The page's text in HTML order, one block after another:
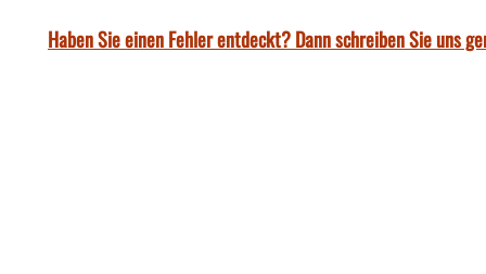
Haben Sie einen Fehler entdeckt? Dann schreiben Sie uns